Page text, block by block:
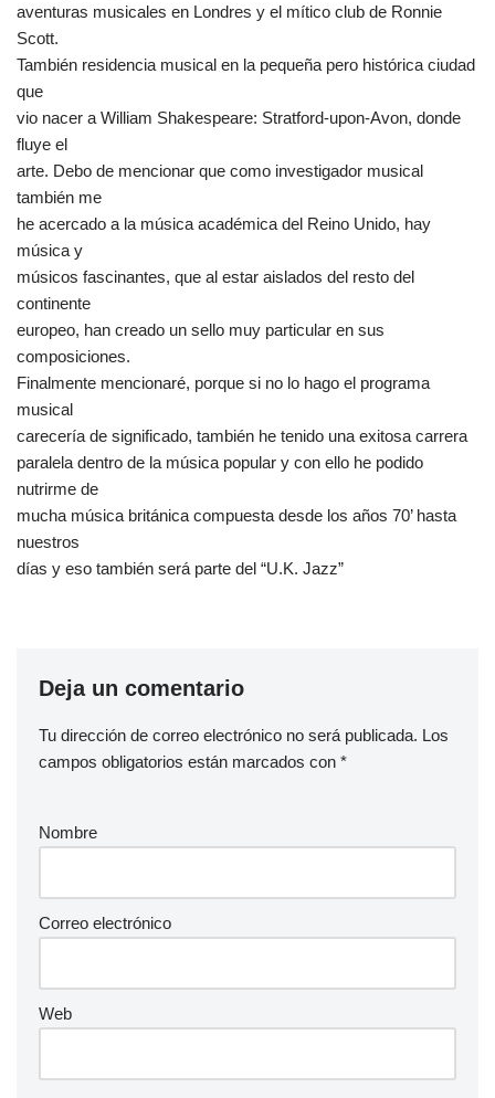
aventuras musicales en Londres y el mítico club de Ronnie
Scott.
También residencia musical en la pequeña pero histórica ciudad
que
vio nacer a William Shakespeare: Stratford-upon-Avon, donde
fluye el
arte. Debo de mencionar que como investigador musical
también me
he acercado a la música académica del Reino Unido, hay
música y
músicos fascinantes, que al estar aislados del resto del
continente
europeo, han creado un sello muy particular en sus
composiciones.
Finalmente mencionaré, porque si no lo hago el programa
musical
carecería de significado, también he tenido una exitosa carrera
paralela dentro de la música popular y con ello he podido
nutrirme de
mucha música británica compuesta desde los años 70’ hasta
nuestros
días y eso también será parte del “U.K. Jazz”
Deja un comentario
Tu dirección de correo electrónico no será publicada. Los
campos obligatorios están marcados con *
Nombre
Correo electrónico
Web